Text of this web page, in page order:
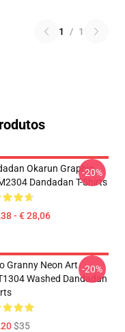
1 / 1
Okarun Graphic
Dandadan T-Shirts
- € 28,06
-20%
Granny Neon Art
Washed Dandadan
$35
-20%